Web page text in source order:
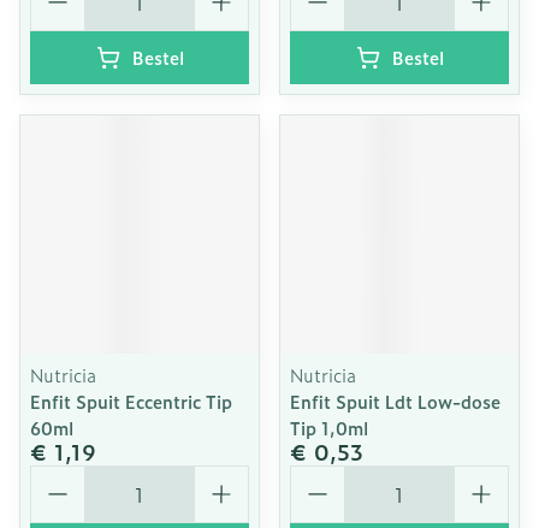
Bestel Bestel
Nutricia
Enfit Spuit Eccentric Tip
60ml
€ 1,19
Aantal
Nutricia
Enfit Spuit Ldt Low-dose
Tip 1,0ml
€ 0,53
Aantal